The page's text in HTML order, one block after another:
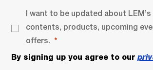
I want to be updated about LEM’s
contents, products, upcoming
offers.
By signing up you agree to our